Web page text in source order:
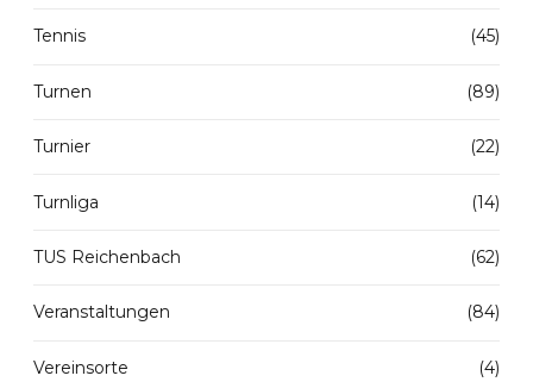
Tennis (45)
Turnen (89)
Turnier (22)
Turnliga (14)
TUS Reichenbach (62)
Veranstaltungen (84)
Vereinsorte (4)